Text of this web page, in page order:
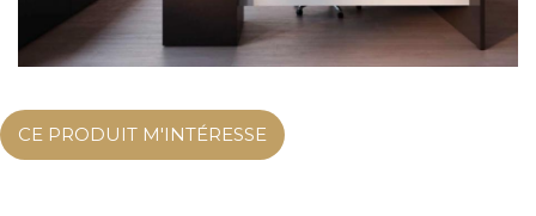
CE PRODUIT M'INTÉRESSE